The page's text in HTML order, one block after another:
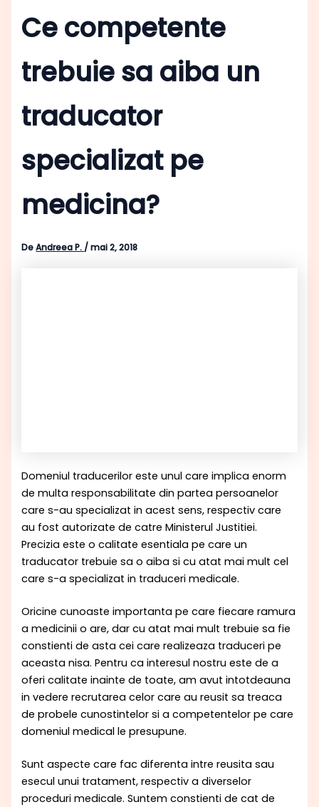
Ce competente
trebuie sa aiba un
traducator
specializat pe
medicina?
De Andreea P. /mai 2, 2018
Domeniul traducerilor este unul care implica enorm
de multa responsabilitate din partea persoanelor
care s-au specializat in acest sens, respectiv care
au fost autorizate de catre Ministerul Justitiei.
Precizia este o calitate esentiala pe care un
traducator trebuie sa o aiba si cu atat mai mult cel
care s-a specializat in traduceri medicale.
Oricine cunoaste importanta pe care fiecare ramura
a medicinii o are, dar cu atat mai mult trebuie sa fie
constienti de asta cei care realizeaza traduceri pe
aceasta nisa. Pentru ca interesul nostru este de a
oferi calitate inainte de toate, am avut intotdeauna
in vedere recrutarea celor care au reusit sa treaca
de probele cunostintelor si a competentelor pe care
domeniul medical le presupune.
Sunt aspecte care fac diferenta intre reusita sau
esecul unui tratament, respectiv a diverselor
proceduri medicale. Suntem constienti de cat de